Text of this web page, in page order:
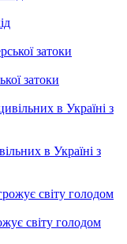
затоки
в Україні з
світу голодом